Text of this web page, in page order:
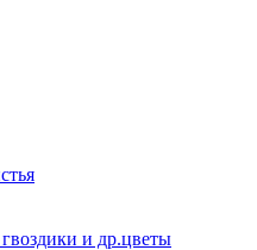
и др.цветы